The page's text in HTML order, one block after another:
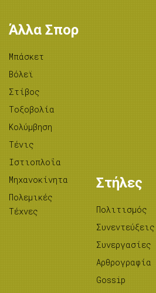
Άλλα Σπορ
Μπάσκετ
Βόλεϊ
Στίβος
Tοξοβολία
Κολύμβηση
Τένις
Ιστιοπλοΐα
Μηχανοκίνητα
Πολεμικές
Τέχνες
Στήλες
Πολιτισμός
Συνεντεύξεις
Συνεργασίες
Αρθρογραφία
Gossip